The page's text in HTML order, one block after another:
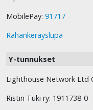
MobilePay: 91717
Rahankeräyslupa
Y-tunnukset
Lighthouse Network Ltd
Ristin Tuki ry: 1911738-0